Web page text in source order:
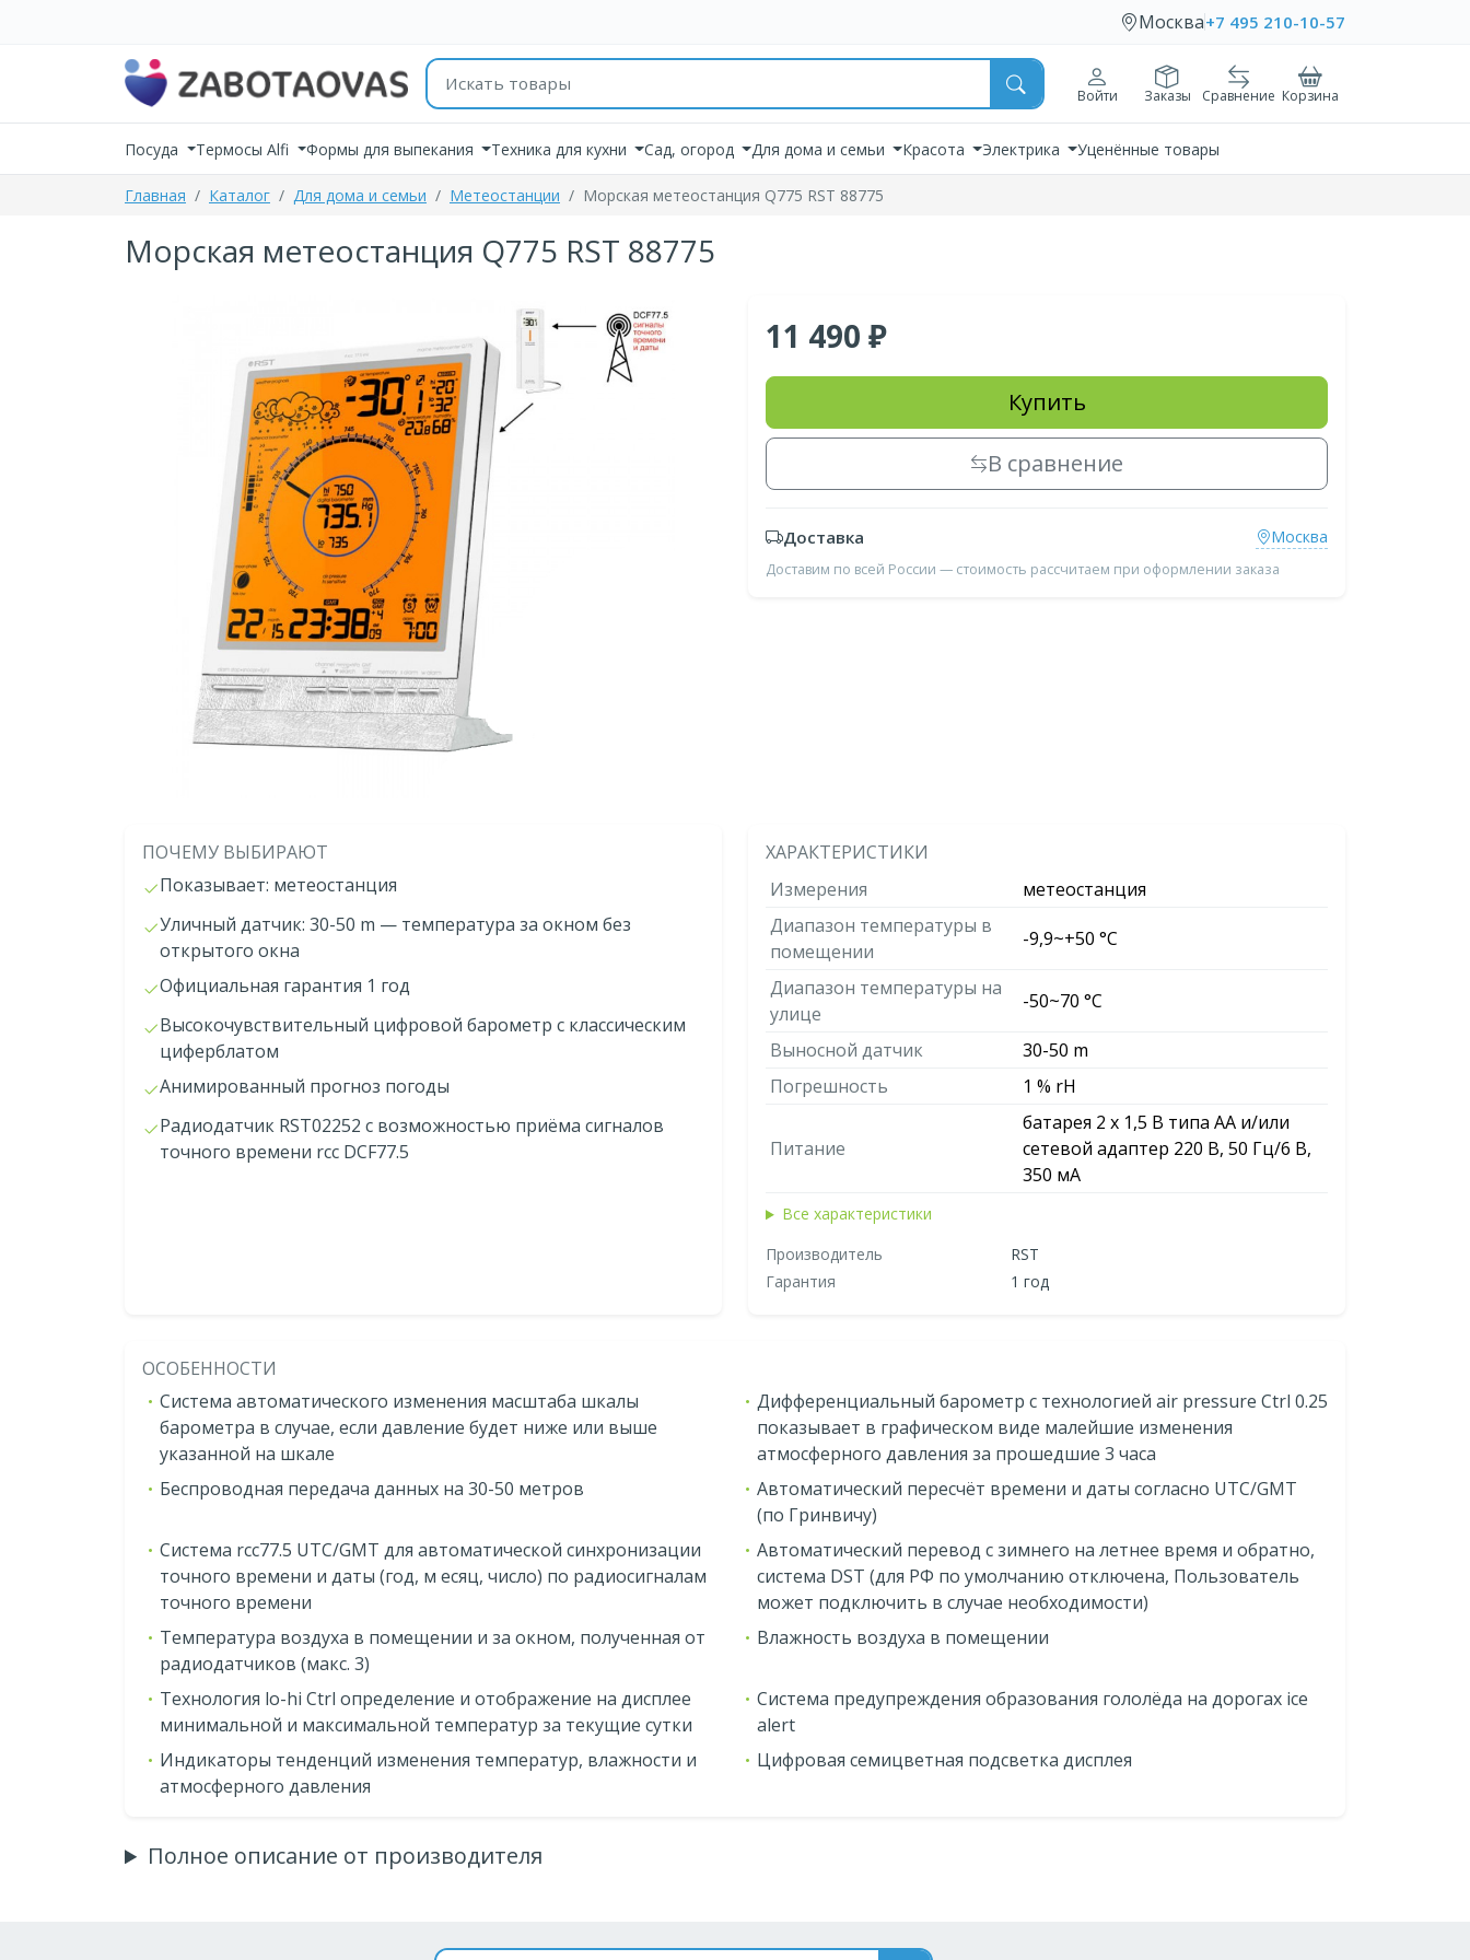
Москва+7 495 210-10-57
Поиск товаров
Войти Заказы Сравнение Корзина
Посуда Термосы Alfi Формы для выпекания Техника для кухни Сад, огород Для дома и семьи Красота Электрика Уценённые товары
Главная Каталог Для дома и семьи Метеостанции Морская метеостанция Q775 RST 88775
Морская метеостанция Q775 RST 88775
11 490
Купить
В сравнение
Доставка Москва
Доставим по всей России — стоимость рассчитаем при оформлении заказа
ПОЧЕМУ ВЫБИРАЮТ
Показывает: метеостанция
Уличный датчик: 30-50 m — температура за окном без
открытого окна
Официальная гарантия 1 год
Высокочувствительный цифровой барометр с классическим
циферблатом
Анимированный прогноз погоды
Радиодатчик RST02252 с возможностью приёма сигналов
точного времени rcc DCF77.5
ХАРАКТЕРИСТИКИ
Измерения
метеостанция
Диапазон температуры в
помещении
-9,9~+50 °С
Диапазон температуры на
улице
-50~70 °С
Выносной датчик
30-50 m
Погрешность
1 % rH
Питание
батарея 2 х 1,5 В типа AA и/или
сетевой адаптер 220 В, 50 Гц/6 В,
350 мА
Все характеристики
Производитель
RST
Гарантия
1 год
ОСОБЕННОСТИ
Система автоматического изменения масштаба шкалы
барометра в случае, если давление будет ниже или выше
указанной на шкале
Дифференциальный барометр с технологией air pressure Ctrl 0.25
показывает в графическом виде малейшие изменения
атмосферного давления за прошедшие 3 часа
Беспроводная передача данных на 30-50 метров
Автоматический пересчёт времени и даты согласно UTC/GMT
(по Гринвичу)
Система rcc77.5 UTC/GMT для автоматической синхронизации
точного времени и даты (год, м есяц, число) по радиосигналам
точного времени
Автоматический перевод с зимнего на летнее время и обратно,
система DST (для РФ по умолчанию отключена, Пользователь
может подключить в случае необходимости)
Температура воздуха в помещении и за окном, полученная от
радиодатчиков (макс. 3)
Влажность воздуха в помещении
Технология lo-hi Ctrl определение и отображение на дисплее
минимальной и максимальной температур за текущие сутки
Система предупреждения образования гололёда на дорогах ice
alert
Индикаторы тенденций изменения температур, влажности и
атмосферного давления
Цифровая семицветная подсветка дисплея
Полное описание от производителя